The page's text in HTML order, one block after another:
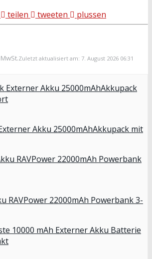
teilen tweeten plussen
Zuletzt aktualisiert am: 7. August 2026 06:31
Akku 25000mAhAkkupack mit
RAVPower 22000mAh Powerbank 3-